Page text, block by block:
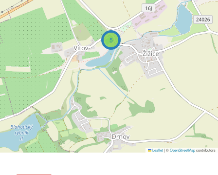
5
Leaflet|©OpenStreetMapcontributors